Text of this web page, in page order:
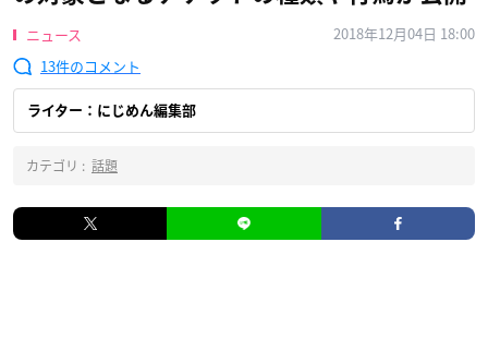
ニュース
2018年12月04日 18:00
13
ライター：にじめん編集部
カテゴリ : 話題